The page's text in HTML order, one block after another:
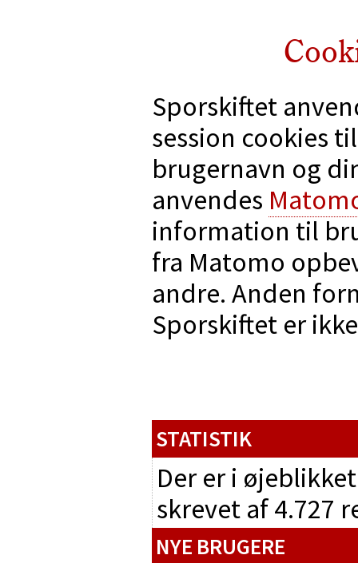
Sporskiftet
session cookies
brugernavn og
anvendes
information til
fra Matomo
andre. Anden
Sporskiftet er
STATISTIK
Der er i
skrevet af 4.727
NYE BRUGERE